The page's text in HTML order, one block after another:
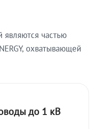
являются частью
охватывающей
до 1 кВ